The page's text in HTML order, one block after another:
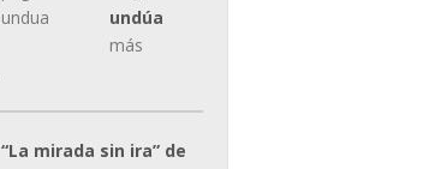
undúa
más
“La mirada sin ira” de